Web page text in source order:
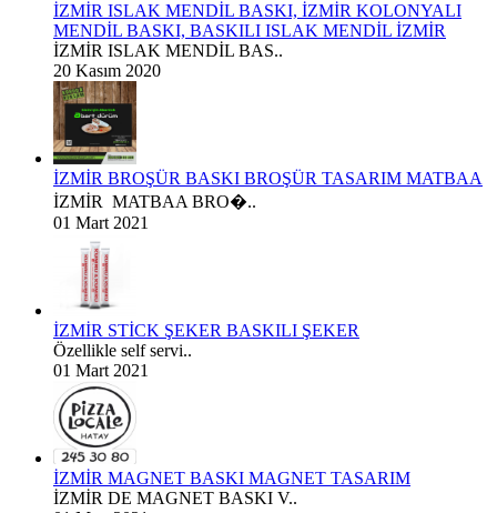
İZMİR ISLAK MENDİL BASKI, İZMİR KOLONYALI
MENDİL BASKI, BASKILI ISLAK MENDİL İZMİR
İZMİR ISLAK MENDİL BAS..
20 Kasım 2020
İZMİR BROŞÜR BASKI BROŞÜR TASARIM MATBAA
İZMİR MATBAA BRO�..
01 Mart 2021
İZMİR STİCK ŞEKER BASKILI ŞEKER
Özellikle self servi..
01 Mart 2021
İZMİR MAGNET BASKI MAGNET TASARIM
İZMİR DE MAGNET BASKI V..